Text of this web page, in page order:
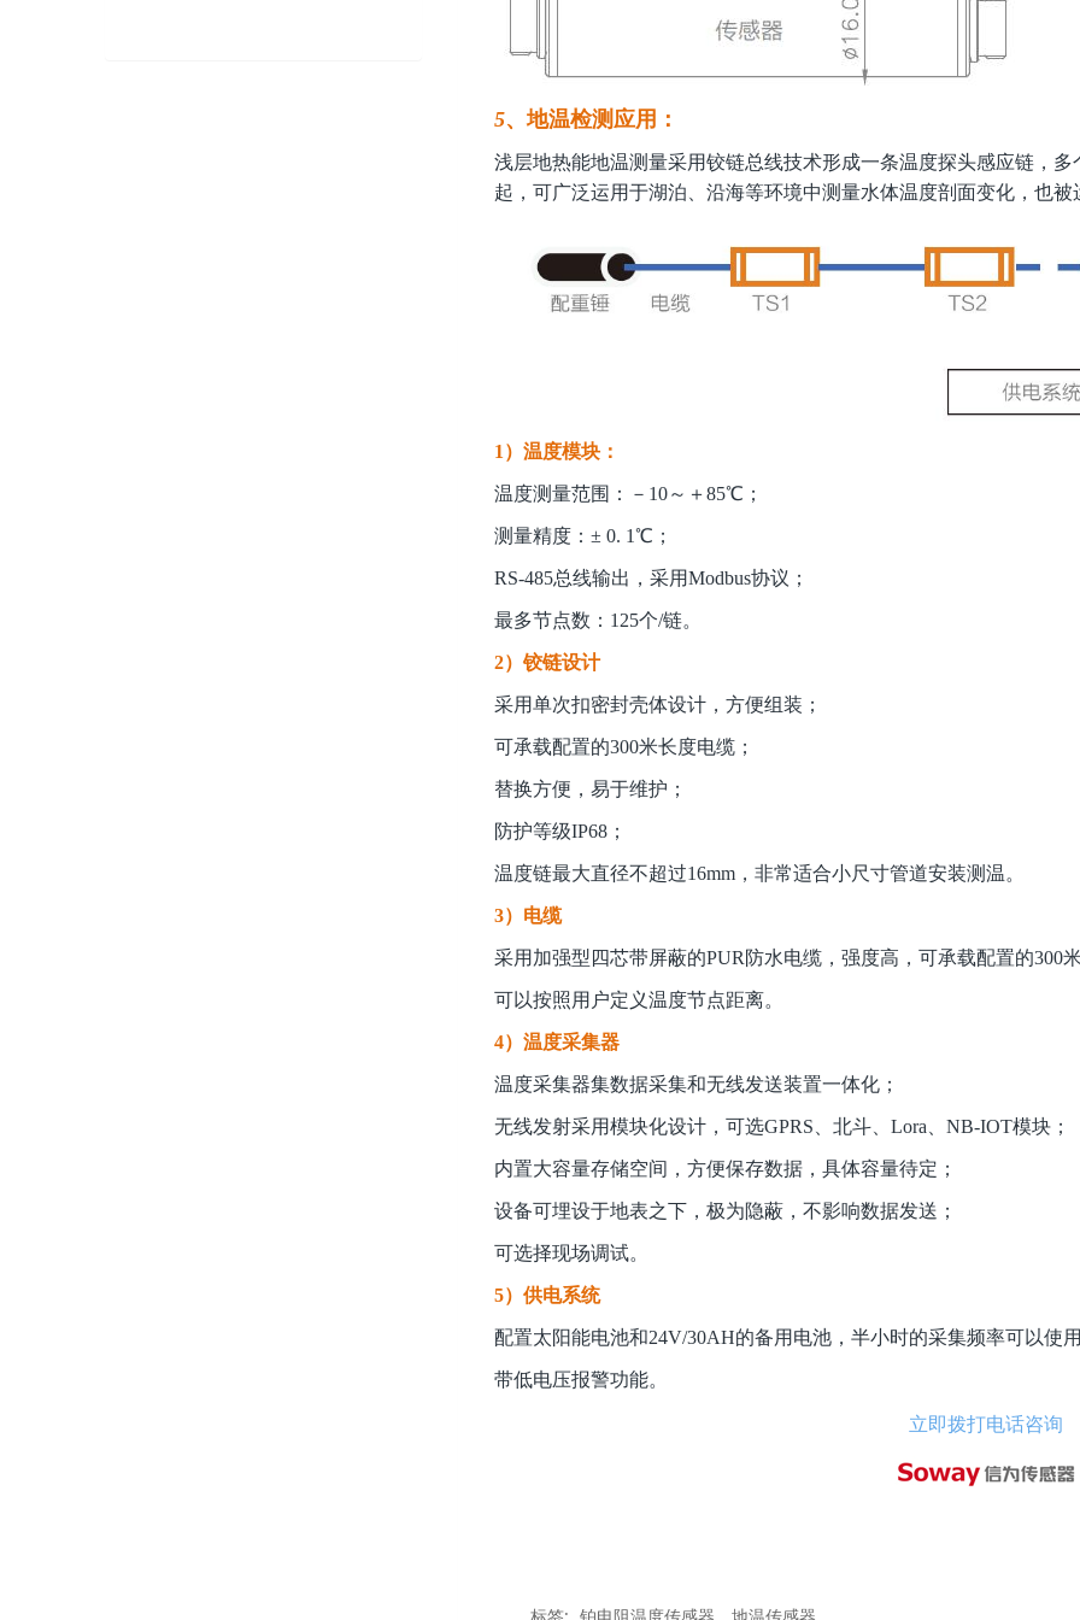
5、地温检测应用：
浅层地热能地温测量采用铰链总线技术形成一条温度探头感应链，
起，可广泛运用于湖泊、沿海等环境中测量水体温度剖面变化，也被
1）温度模块：
温度测量范围：－10～＋85℃；
测量精度：± 0. 1℃；
RS-485总线输出，采用Modbus协议；
最多节点数：125个/链。
2）铰链设计
采用单次扣密封壳体设计，方便组装；
可承载配置的300米长度电缆；
替换方便，易于维护；
防护等级IP68；
温度链最大直径不超过16mm，非常适合小尺寸管道安装测温。
3）电缆
采用加强型四芯带屏蔽的PUR防水电缆，强度高，可承载配置的300
可以按照用户定义温度节点距离。
4）温度采集器
温度采集器集数据采集和无线发送装置一体化；
无线发射采用模块化设计，可选GPRS、北斗、Lora、NB-IOT模块；
内置大容量存储空间，方便保存数据，具体容量待定；
设备可埋设于地表之下，极为隐蔽，不影响数据发送；
可选择现场调试。
5）供电系统
配置太阳能电池和24V/30AH的备用电池，半小时的采集频率可以使用
带低电压报警功能。
立即拨打电话咨询